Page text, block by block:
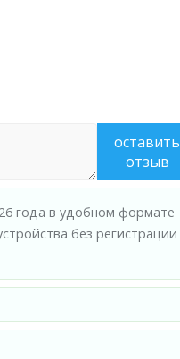
оставить
отзыв
года в удобном формате
без регистрации